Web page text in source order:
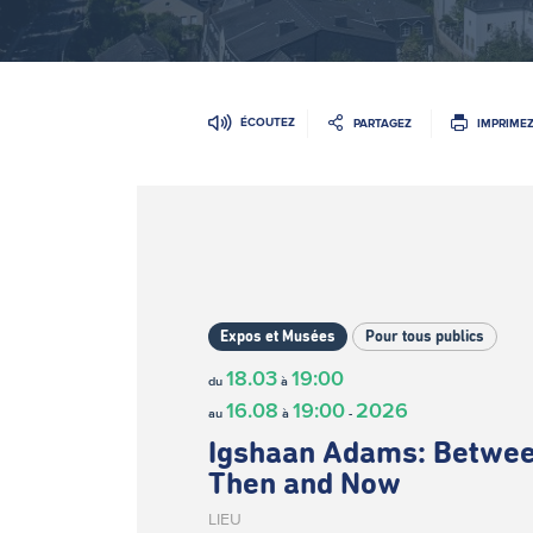
ÉCOUTEZ PARTAGEZ IMPRIMEZ
Expos et Musées Pour tous publics
du 18.03 à 19:00
au 16.08 à 19:00 - 2026
Igshaan Adams:
Then and Now
LIEU